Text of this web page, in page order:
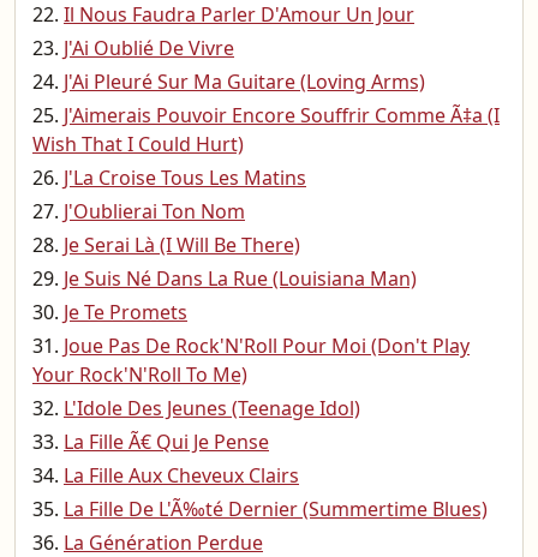
Il Nous Faudra Parler D'Amour Un Jour
J'Ai Oublié De Vivre
J'Ai Pleuré Sur Ma Guitare (Loving Arms)
J'Aimerais Pouvoir Encore Souffrir Comme Ã‡a (I
Wish That I Could Hurt)
J'La Croise Tous Les Matins
J'Oublierai Ton Nom
Je Serai Là (I Will Be There)
Je Suis Né Dans La Rue (Louisiana Man)
Je Te Promets
Joue Pas De Rock'N'Roll Pour Moi (Don't Play
Your Rock'N'Roll To Me)
L'Idole Des Jeunes (Teenage Idol)
La Fille Ã€ Qui Je Pense
La Fille Aux Cheveux Clairs
La Fille De L'Ã‰té Dernier (Summertime Blues)
La Génération Perdue